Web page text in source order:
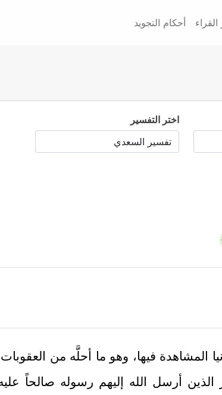
أحكام التجويد
اختر التفسير
فيها، وهو ما أحلَّه من العقوبات
أرسل الله إليهم رسوله صالحاً